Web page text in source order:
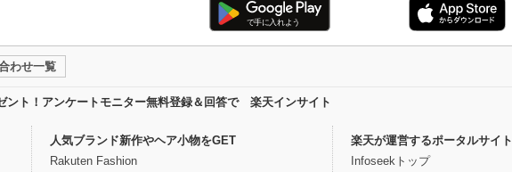
わせ一覧
ント！アンケートモニター無料登録＆回答で 楽天インサイト
人気ブランド新作やヘア小物をGET
Rakuten Fashion
楽天が運営するポータルサイト
Infoseekトップ